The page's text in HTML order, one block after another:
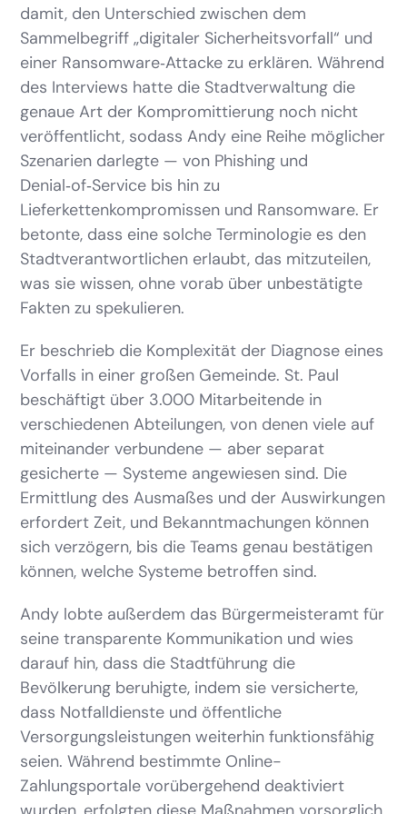
damit, den Unterschied zwischen dem
Sammelbegriff „digitaler Sicherheitsvorfall“ und
einer Ransomware‑Attacke zu erklären. Während
des Interviews hatte die Stadtverwaltung die
genaue Art der Kompromittierung noch nicht
veröffentlicht, sodass Andy eine Reihe möglicher
Szenarien darlegte — von Phishing und
Denial‑of‑Service bis hin zu
Lieferkettenkompromissen und Ransomware. Er
betonte, dass eine solche Terminologie es den
Stadtverantwortlichen erlaubt, das mitzuteilen,
was sie wissen, ohne vorab über unbestätigte
Fakten zu spekulieren.
Er beschrieb die Komplexität der Diagnose eines
Vorfalls in einer großen Gemeinde. St. Paul
beschäftigt über 3.000 Mitarbeitende in
verschiedenen Abteilungen, von denen viele auf
miteinander verbundene — aber separat
gesicherte — Systeme angewiesen sind. Die
Ermittlung des Ausmaßes und der Auswirkungen
erfordert Zeit, und Bekanntmachungen können
sich verzögern, bis die Teams genau bestätigen
können, welche Systeme betroffen sind.
Andy lobte außerdem das Bürgermeisteramt für
seine transparente Kommunikation und wies
darauf hin, dass die Stadtführung die
Bevölkerung beruhigte, indem sie versicherte,
dass Notfalldienste und öffentliche
Versorgungsleistungen weiterhin funktionsfähig
seien. Während bestimmte Online-
Zahlungsportale vorübergehend deaktiviert